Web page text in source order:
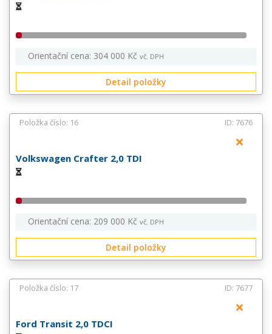
Orientační cena: 304 000 Kč vč. DPH
Detail položky
Položka číslo: 16 ID: 7676
Volkswagen Crafter 2,0 TDI
Orientační cena: 209 000 Kč vč. DPH
Detail položky
Položka číslo: 17 ID: 7677
Ford Transit 2,0 TDCI